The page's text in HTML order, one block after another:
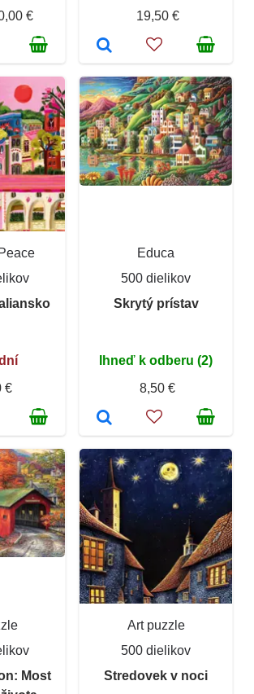
€
19,50 €
€
Educa
500 dielikov
Skrytý prístav
Ihneď k odberu (2)
8,50 €
Most
Art puzzle
500 dielikov
Stredovek v noci